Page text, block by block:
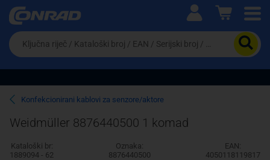
Ova postavka prilagođava asortiman proizvoda i
cijene vašim potrebama.
Pravno lice
Da
biste
potražili
proizvod,
unesite
ključnu
riječ,
kataloški
broj,
EAN
ili
Konfekcionirani kablovi za senzore/aktore
Weidmüller 8876440500 1 komad
Kataloški br:
1889094 - 62
Oznaka:
8876440500
EAN:
4050118119817